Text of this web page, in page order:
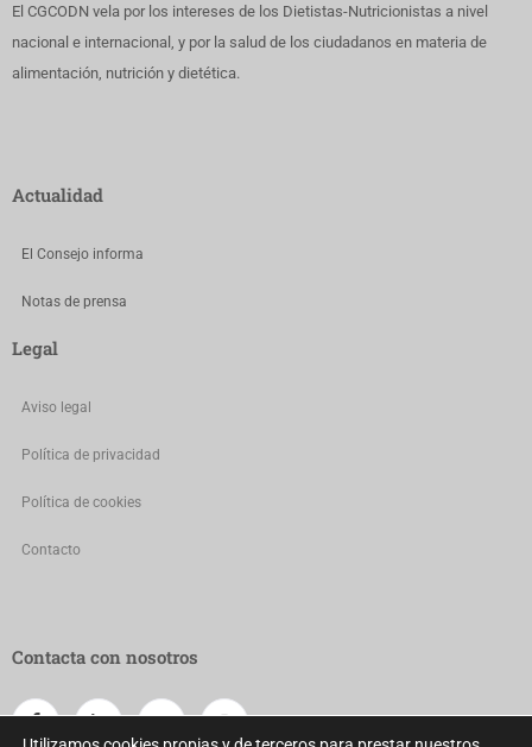
El CGCODN vela por los intereses de los Dietistas-Nutricionistas a nivel
nacional e internacional, y por la salud de los ciudadanos en materia de
alimentación, nutrición y dietética.
Actualidad
El Consejo informa
Notas de prensa
Legal
Aviso legal
Política de privacidad
Política de cookies
Contacto
Contacta con nosotros